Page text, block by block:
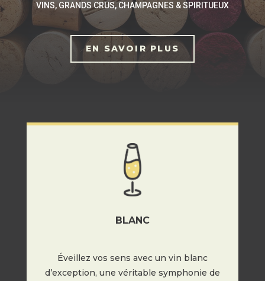
VINS, GRANDS CRUS, CHAMPAGNES & SPIRITUEUX
EN SAVOIR PLUS
BLANC
Éveillez vos sens avec un vin blanc
d’exception, une véritable symphonie de